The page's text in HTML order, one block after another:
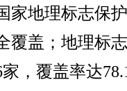
家地理标志保
覆盖；地理标
，覆盖率达